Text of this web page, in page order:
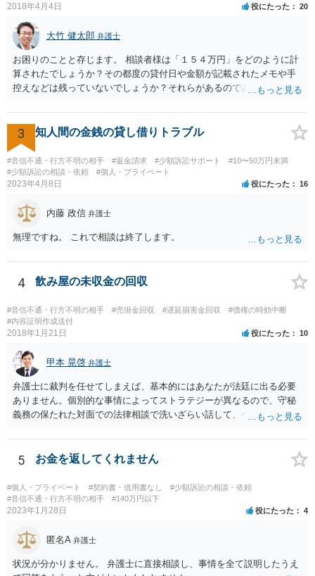
2018年4月4日 役にたった 20
大竹 健太郎 弁護士
お困りのことと存じます。 相談者様は「１５４万円」をどのように計
算されたでしょうか？その都度の貸付日や金額が記載されたメモや手
控えなどは残っていないでしょうか？それらがあるのであればメール
です。 彼の住所については住民票上の住所であれば調査することは可
能です。 弁護士に依頼した際の費用にいては現在弁護士費用が自由化
されており法律事務所によって異なりますので、あくまで目安となり
ますが、交渉を依頼すると①着手金が請求額×8％or10万円の高い方、
②成功報酬が16％、③実費というところでしょうか。法律事務所によ
っては別途日当を請求するところもあると思います。 勝訴の見込みや
お伺いできればお伝えさせていただきますので、宜しければ、個別に
3 知人間の金銭の貸し借りトラブル
#音信不通・行方不明の相手 #返金請求 #少額訴訟サポート
#10〜50万円未満
#少額訴訟の相談・依頼
#個人・プライベート
2023年4月8日 役にたった 16
内藤 政信 弁護士
無理ですね。 これで相談は終了します。
4 飲み屋の未収金の回収
#音信不通・行方不明の相手 #売掛金回収 #遅延損害金回収
#債権の時効中断
#内容証明作成送付
2018年1月21日 役にたった 10
甲本 晃啓 弁護士
弁護士に裁判を任せてしまえば、基本的にはあなたが法廷に出る必要
ありません。個別的な事情によってストラテジーが異なるので、守秘
義務の保たれた対面での法律相談で洗いざらい話して、ベストな方法
5 お金を返してくれません
#個人・プライベート #契約書・借用書なし
#少額訴訟の相談・依頼
#音信不通・行方不明の相手
#140万円以下
2023年1月28日 役にたった 4
匿名A 弁護士
状況が分かりません。 弁護士に直接相談し、事情を全て説明したうえ